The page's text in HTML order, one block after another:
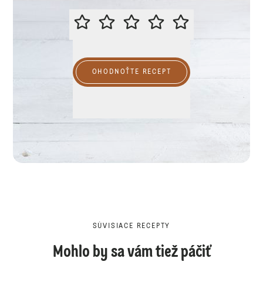
PROSÍME VÁS O OHODNOTENIE
OHODNOŤTE RECEPT
SÚVISIACE RECEPTY
Mohlo by sa vám tiež páčiť